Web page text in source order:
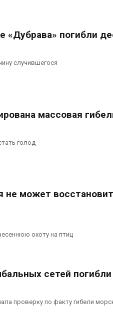
«Дубрава» погибли
случившегося
массовая
голод
не может
охоту на птиц
сетей
проверку по факту гибели
использовать